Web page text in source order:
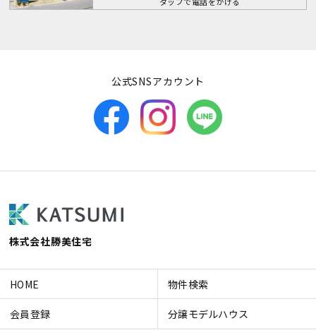
公式SNSアカウント
株式会社勝美住宅
HOME 物件検索
会員登録 分譲モデルハウス